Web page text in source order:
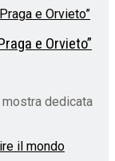
e Orvieto”
dedicata